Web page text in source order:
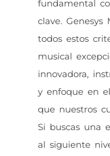
fundamental
clave.
todos estos
musical
innovadora,
y enfoque en
que nuestros
Si buscas una
al siguiente